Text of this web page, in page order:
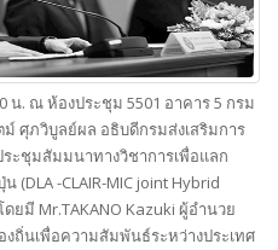
น. ณ ห้องประชุม 5501 อาคาร 5 กรม
ศุภวิบูลย์ผล อธิบดีกรมส่งเสริมการ
ะชุมสัมมนาทางวิชาการเพื่อแลก
-CLAIR-MIC joint Hybrid
ยมี Mr.TAKANO Kazuki ผู้อำนวย
ถิ่นเพื่อความสัมพันธ์ระหว่างประเทศ